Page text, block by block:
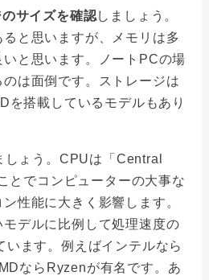
サイズを確認しましょう。
と思いますが、メモリは多
と思います。ノートPCの場
は面倒です。ストレージは
を搭載しているモデルもあり
しょう。CPUは「Central
とでコンピューターの大事な
性能に大きく影響します。
デルに比例して処理速度の
ます。例えばインテルなら
ならRyzenが有名です。あ